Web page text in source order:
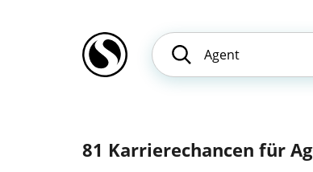
81 Karrierechancen für